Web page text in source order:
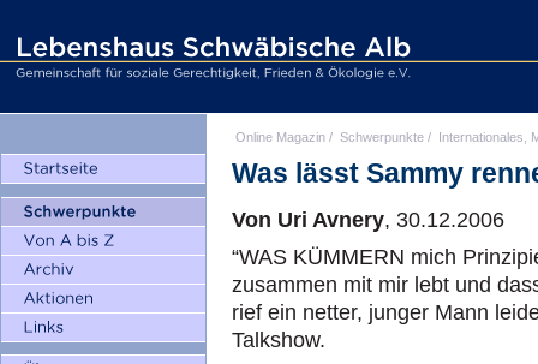
Online Magazin / Schwerpunkte / Internationales,
Was lässt Sammy
Von Uri Avnery, 30.12.2006
“WAS KÜMMERN mich
zusammen mit mir lebt und
rief ein netter, junger Mann
Talkshow.